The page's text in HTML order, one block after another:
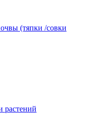
(тяпки /совки
растений